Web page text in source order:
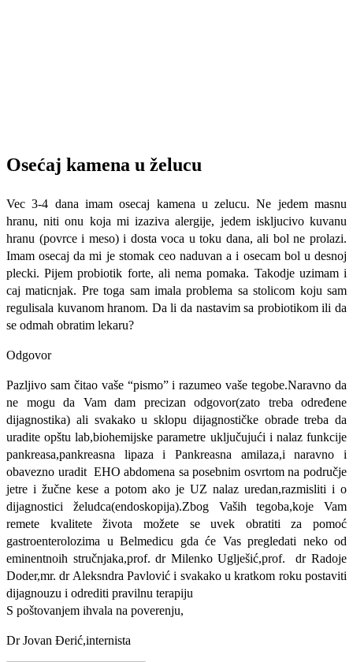
Osećaj kamena u želucu
Vec 3-4 dana imam osecaj kamena u zelucu. Ne jedem masnu
hranu, niti onu koja mi izaziva alergije, jedem iskljucivo kuvanu
hranu (povrce i meso) i dosta voca u toku dana, ali bol ne prolazi.
Imam osecaj da mi je stomak ceo naduvan a i osecam bol u desnoj
plecki. Pijem probiotik forte, ali nema pomaka. Takodje uzimam i
caj maticnjak. Pre toga sam imala problema sa stolicom koju sam
regulisala kuvanom hranom. Da li da nastavim sa probiotikom ili da
se odmah obratim lekaru?
Odgovor
Pazljivo sam čitao vaše “pismo” i razumeo vaše tegobe.Naravno da
ne mogu da Vam dam precizan odgovor(zato treba određene
dijagnostika) ali svakako u sklopu dijagnostičke obrade treba da
uradite opštu lab,biohemijske parametre uključujući i nalaz funkcije
pankreasa,pankreasna lipaza i Pankreasna amilaza,i naravno i
obavezno uradit EHO abdomena sa posebnim osvrtom na područje
jetre i žučne kese a potom ako je UZ nalaz uredan,razmisliti i o
dijagnostici želudca(endoskopija).Zbog Vaših tegoba,koje Vam
remete kvalitete života možete se uvek obratiti za pomoć
gastroenterolozima u Belmedicu gda će Vas pregledati neko od
eminentnoih stručnjaka,prof. dr Milenko Uglješić,prof. dr Radoje
Doder,mr. dr Aleksndra Pavlović i svakako u kratkom roku postaviti
dijagnouzu i odrediti pravilnu terapiju
S poštovanjem ihvala na poverenju,
Dr Jovan Đerić,internista